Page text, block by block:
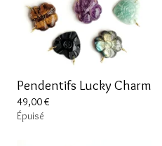
Pendentifs Lucky Charm
49,00€
Épuisé